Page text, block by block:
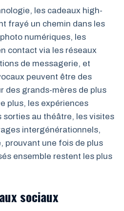
les cadeaux high-
frayé un chemin dans les
numériques, les
contact via les réseaux
de messagerie, et
peuvent être des
des grands-mères de plus
plus, les expériences
sorties au théâtre, les visites
intergénérationnels,
prouvant une fois de plus
ensemble restent les plus
sociaux